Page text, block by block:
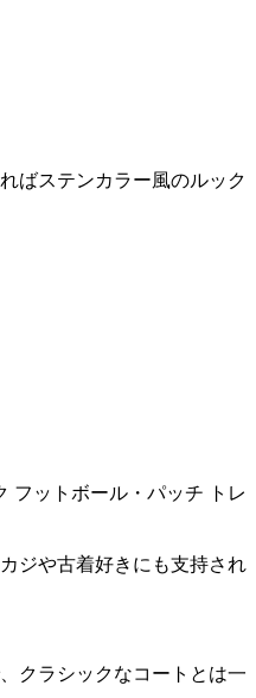
ばステンカラー風のルック
フットボール・パッチ トレ
ジや古着好きにも支持され
クラシックなコートとは一